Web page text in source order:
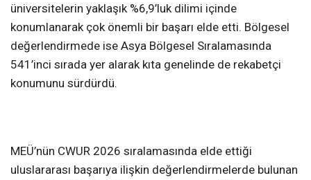
üniversitelerin yaklaşık %6,9’luk dilimi içinde
konumlanarak çok önemli bir başarı elde etti. Bölgesel
değerlendirmede ise Asya Bölgesel Sıralamasında
541’inci sırada yer alarak kıta genelinde de rekabetçi
konumunu sürdürdü.
MEÜ’nün CWUR 2026 sıralamasında elde ettiği
uluslararası başarıya ilişkin değerlendirmelerde bulunan